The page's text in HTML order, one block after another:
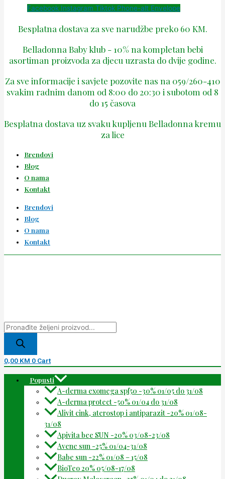
Facebook Instagram Tiktok Phone-alt Envelope
Besplatna dostava za sve narudžbe preko 60 KM.
Belladonna Baby klub - 10% na kompletan bebi
asortiman proizvoda za djecu uzrasta do dvije godine.
Za sve informacije i savjete pozovite nas na 059/260-410
svakim radnim danom od 8:00 do 20:30 i subotom od 8
do 15 časova
Besplatna dostava uz svaku kupljenu Belladonna kremu
za lice
Brendovi
Blog
O nama
Kontakt
Brendovi
Blog
O nama
Kontakt
0,00 KM 0 Cart
Popusti
A-derma exomega spf50 -30% 01/05 do 31/08
A-derma protect -50% 01/04 do 31/08
Alivit cink, aterostop i antiparazit -20% 01/08-
31/08
Apivita bee SUN -20% 03/08-23/08
Avene sun -25% 01/04-31/08
Babe sun -22% 01/08 – 15/08
BioTeo 20% 05/08-17/08